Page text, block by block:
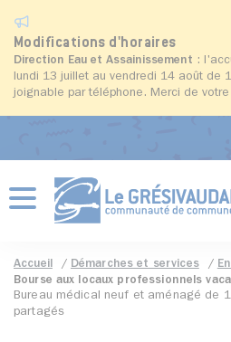
Modifications d'horaires
Direction Eau et Assainissement :
lundi 13 juillet au vendredi 14 août de
joignable par téléphone. Merci de
Menu
Accueil Démarches et services
Bourse aux locaux professionnels
Bureau médical neuf et aménagé de
partagés